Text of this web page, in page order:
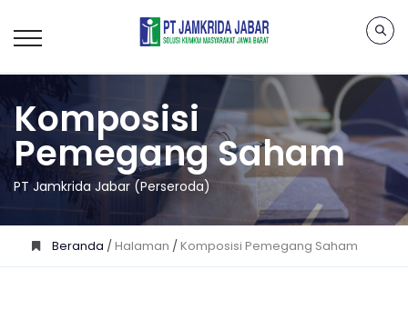
Komposisi
Pemegang Saham
PT Jamkrida Jabar (Perseroda)
Beranda /Halaman /Komposisi Pemegang Saham